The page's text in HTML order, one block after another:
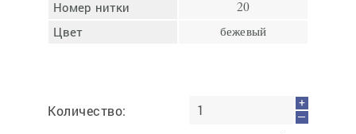
Номер нитки 20
Цвет бежевый
Количество:
+
—